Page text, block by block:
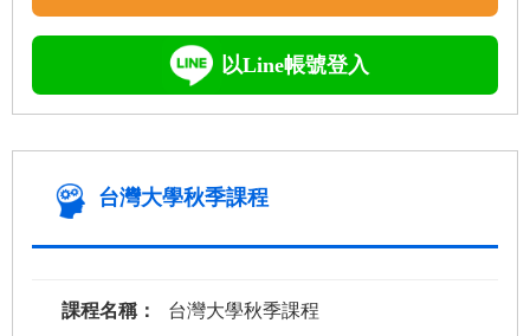
以Line帳號登入
台灣大學秋季課程
課程名稱： 台灣大學秋季課程